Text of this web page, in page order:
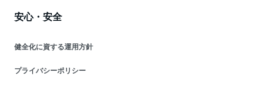
安心・安全
健全化に資する運用方針
プライバシーポリシー